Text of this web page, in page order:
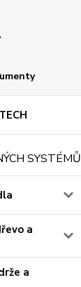
SYSTÉMŮ
a
a